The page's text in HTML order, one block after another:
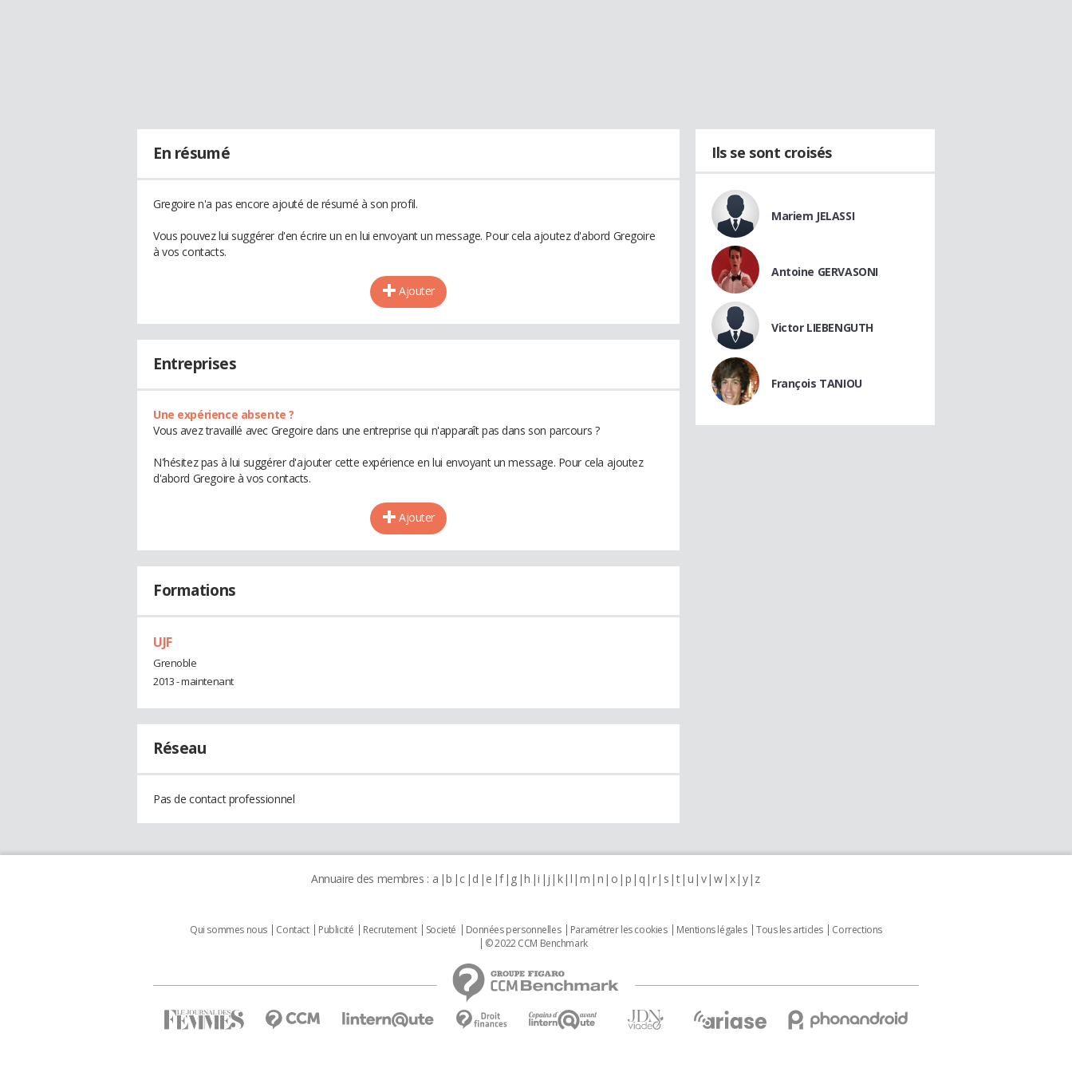
En résumé
Gregoire n'a pas encore ajouté de résumé à son profil.
Vous pouvez lui suggérer d'en écrire un en lui envoyant un message. Pour cela ajoutez d'abord Gregoire
à vos contacts.
Ajouter
Entreprises
Une expérience absente ?
Vous avez travaillé avec Gregoire dans une entreprise qui n'apparaît pas dans son parcours ?
N'hésitez pas à lui suggérer d'ajouter cette expérience en lui envoyant un message. Pour cela ajoutez
d'abord Gregoire à vos contacts.
Ajouter
Formations
UJF
Grenoble
2013 - maintenant
Réseau
Pas de contact professionnel
Ils se sont croisés
Mariem JELASSI
Antoine GERVASONI
Victor LIEBENGUTH
François TANIOU
Annuaire des membres : a b c d e f g h i j k l m n o p q r s t u v w x y z
Qui sommes nous Contact Publicité Recrutement Societé Données personnelles Paramétrer les cookies Mentions légales Tous les articles
Corrections
© 2022 CCM Benchmark